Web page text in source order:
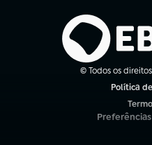
© Todos os
Política
(abre